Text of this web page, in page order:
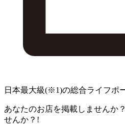
日本最大級(※1)の総合ライフポ
あなたのお店を掲載しませんか？
せんか？!